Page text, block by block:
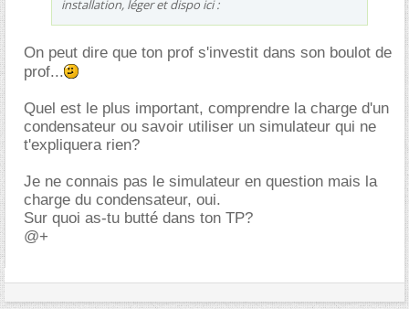
installation, léger et dispo ici :
On peut dire que ton prof s'investit dans son boulot de
prof...
Quel est le plus important, comprendre la charge d'un
condensateur ou savoir utiliser un simulateur qui ne
t'expliquera rien?
Je ne connais pas le simulateur en question mais la
charge du condensateur, oui.
Sur quoi as-tu butté dans ton TP?
@+